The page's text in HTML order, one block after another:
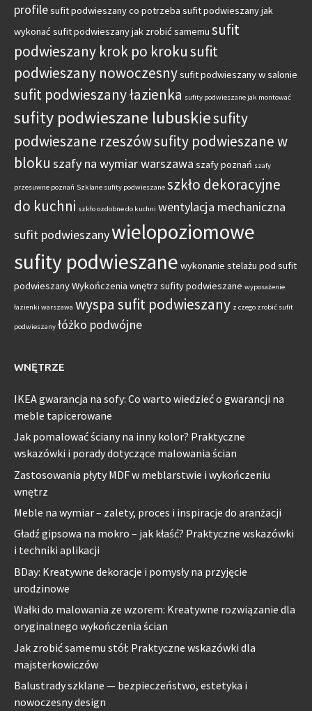
profilesufit podwieszany co potrzeba sufit podwieszany jak
wykonać sufit podwieszany jak zrobić samemu sufit
podwieszany krok po krokusufit
podwieszany nowoczesnysufit podwieszany w salonie
sufit podwieszany łazienka sufity podwieszane jak montować
sufity podwieszane lubuskiesufity
podwieszane rzeszówsufity podwieszane w
bloku szafy na wymiar warszawa szafy poznań szafy
przesuwne poznań Szklane sufity podwieszane szkło dekoracyjne
do kuchni szkło ozdobne do kuchni wentylacja mechaniczna
sufit podwieszanywielopoziomowe
sufity podwieszane wykonanie stelażu pod sufit
podwieszanyWykończenia wnętrz sufity podwieszane wyposażenie
łazienki warszawa wyspa sufit podwieszany z czego zrobić sufit
podwieszany łóżko podwójne
WNĘTRZE
IKEA gwarancja na sofy: Co warto wiedzieć o gwarancji na
meble tapicerowane
Jak pomalować ściany na inny kolor? Praktyczne
wskazówki i porady dotyczące malowania ścian
Zastosowania płyty MDF w meblarstwie i wykończeniu
wnętrz
Meble na wymiar – zalety, proces i inspiracje do aranżacji
Gładź gipsowa na mokro – jak kłaść? Praktyczne wskazówki
i techniki aplikacji
BDay: Kreatywne dekoracje i pomysły na przyjęcie
urodzinowe
Wałki do malowania ze wzorem: Kreatywne rozwiązanie dla
oryginalnego wykończenia ścian
Jak zrobić samemu stół: Praktyczne wskazówki dla
majsterkowiczów
Balustrady szklane — bezpieczeństwo, estetyka i
nowoczesny design